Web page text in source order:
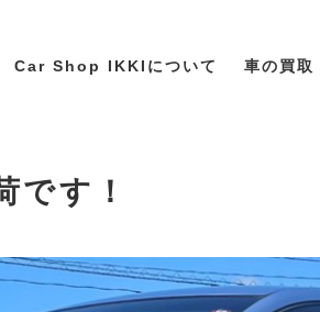
Car Shop IKKIについて 車の買取
です！